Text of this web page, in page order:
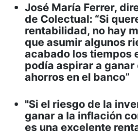
José María Ferrer,
de Colectual: “Si
rentabilidad, no hay
que asumir algunos
acabado los tiempos
podía aspirar a ganar
ahorros en el banco”
"Si el riesgo de la
ganar a la inflación
es una excelente